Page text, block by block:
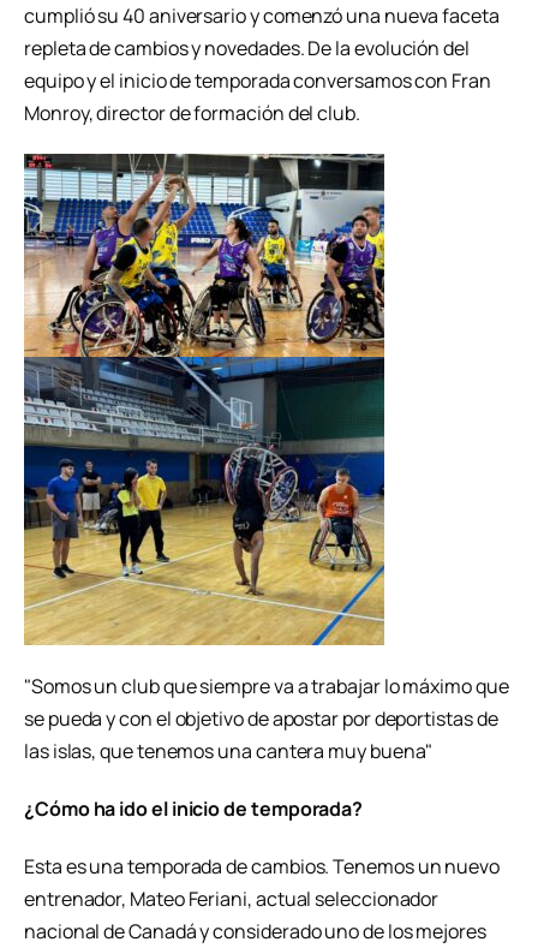
cumplió su 40 aniversario y comenzó una nueva faceta
repleta de cambios y novedades. De la evolución del
equipo y el inicio de temporada conversamos con Fran
Monroy, director de formación del club.
"Somos un club que siempre va a trabajar lo máximo que
se pueda y con el objetivo de apostar por deportistas de
las islas, que tenemos una cantera muy buena"
¿Cómo ha ido el inicio de temporada?
Esta es una temporada de cambios. Tenemos un nuevo
entrenador, Mateo Feriani, actual seleccionador
nacional de Canadá y considerado uno de los mejores